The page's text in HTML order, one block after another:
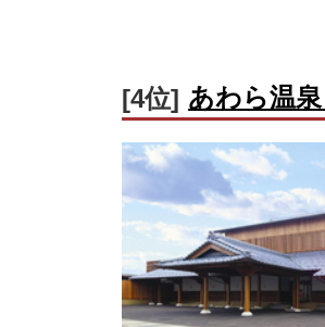
[4位] あわら温